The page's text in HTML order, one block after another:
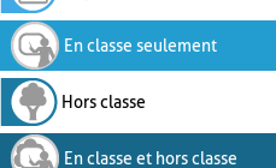
En classe seulement
Hors classe
En classe et hors classe